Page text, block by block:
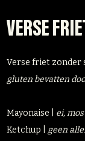
VERSE
Verse friet zonder
gluten bevatten
Mayonaise | ei,
Ketchup | geen